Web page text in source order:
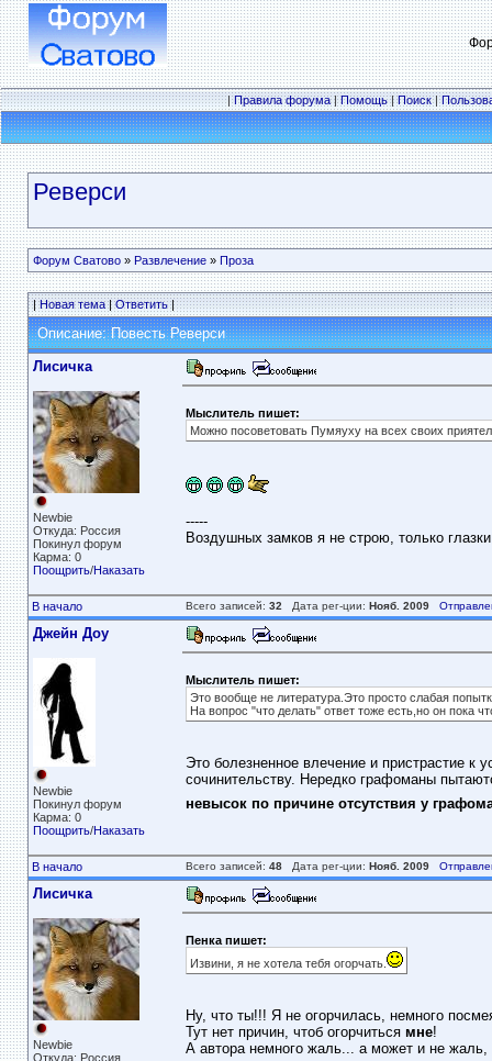
|Правила форума|Помощь|Поиск|
Реверси
Форум Сватово» Развлечение» Проза
|Новая тема|Ответить|
Описание: Повесть Реверси
Лисичка
Newbie
Откуда: Россия
Покинул форум
Карма: 0
Поощрить/Наказать
Мыслитель пишет:
Можно посоветовать Пумяуху на всех своих
-----
Воздушных замков я не строю, только
В начало Всего записей: 32 Дата рег-ции: Нояб. 2009
Джейн Доу
Newbie
Покинул форум
Карма: 0
Поощрить/Наказать
Мыслитель пишет:
Это вообще не литература.Это просто слабая
На вопрос "что делать" ответ тоже есть,но он пока
Это болезненное влечение и пристрастие
сочинительству. Нередко графоманы
невысок по причине отсутствия у
В начало Всего записей: 48Дата рег-ции: Нояб. 2009
Лисичка
Newbie
Откуда: Россия
Пенка пишет:
Извини, я не хотела тебя огорчать.
Ну, что ты!!! Я не огорчилась, немного
Тут нет причин, чтоб огорчиться мне!
А автора немного жаль... а может и не жаль,